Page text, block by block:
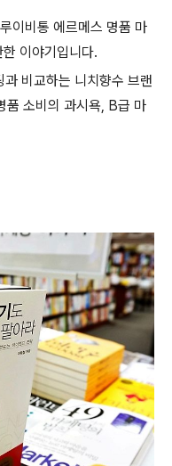
이비통 에르메스 명품 마
이야기입니다.
비교하는 니치향수 브랜
품 소비의 과시욕, B급 마